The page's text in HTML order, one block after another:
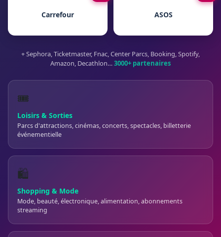
Carrefour ASOS
+ Sephora, Ticketmaster, Fnac, Center Parcs, Booking, Spotify,
Amazon, Decathlon…3000+ partenaires
🎟️
Loisirs & Sorties
Parcs d'attractions, cinémas, concerts, spectacles, billetterie
événementielle
🛍️
Shopping & Mode
Mode, beauté, électronique, alimentation, abonnements
streaming